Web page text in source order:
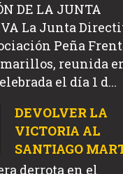
DE LA JUNTA
La Junta
Peña
reunida
el día 1 d...
DEVOLVER LA
VICTORIA AL
SANTIAGO
derrota en el